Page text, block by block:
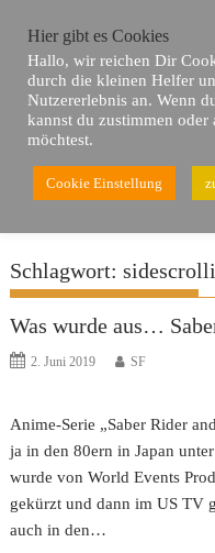
content
Du bist hier Home
Schlagwort:
Was wurde aus…
2. Juni 2019 SF
Anime-Serie „Saber Rider
ja in den 80ern in Japan
wurde von World Events
gekürzt und dann im US TV
auch in den…
Hier gibt es Cookies
Hallo, wir reichen Dir
durch die kleinen Helfer
Nutzererlebnis an. Wenn
kannst du zustimmen
möchtest.
Cookie Einstellung